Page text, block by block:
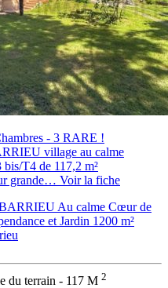
- 3 RARE !
village au calme
T4 de 117,2 m²
grande… Voir la fiche
Au calme Cœur de
et Jardin 1200 m²
du terrain - 117 M 2